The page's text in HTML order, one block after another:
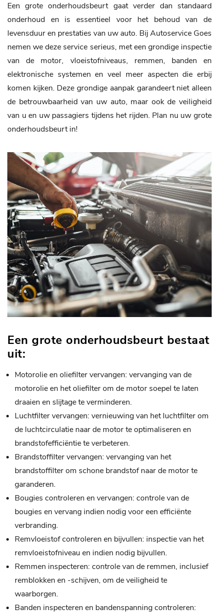
Een grote onderhoudsbeurt gaat verder dan standaard
onderhoud en is essentieel voor het behoud van de
levensduur en prestaties van uw auto. Bij Autoservice Goes
nemen we deze service serieus, met een grondige inspectie
van de motor, vloeistofniveaus, remmen, banden en
elektronische systemen en veel meer aspecten die erbij
komen kijken. Deze grondige aanpak garandeert niet alleen
de betrouwbaarheid van uw auto, maar ook de veiligheid
van u en uw passagiers tijdens het rijden. Plan nu uw grote
onderhoudsbeurt in!
Een grote onderhoudsbeurt bestaat
uit:
Motorolie en oliefilter vervangen: vervanging van de
motorolie en het oliefilter om de motor soepel te laten
draaien en slijtage te verminderen.
Luchtfilter vervangen: vernieuwing van het luchtfilter om
de luchtcirculatie naar de motor te optimaliseren en
brandstofefficiëntie te verbeteren.
Brandstoffilter vervangen: vervanging van het
brandstoffilter om schone brandstof naar de motor te
garanderen.
Bougies controleren en vervangen: controle van de
bougies en vervang indien nodig voor een efficiënte
verbranding.
Remvloeistof controleren en bijvullen: inspectie van het
remvloeistofniveau en indien nodig bijvullen.
Remmen inspecteren: controle van de remmen, inclusief
remblokken en -schijven, om de veiligheid te
waarborgen.
Banden inspecteren en bandenspanning controleren: